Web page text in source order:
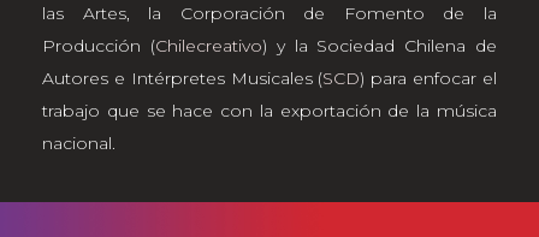
las Artes, la Corporación de Fomento de la
Producción (Chilecreativo) y la Sociedad Chilena de
Autores e Intérpretes Musicales (SCD) para enfocar el
trabajo que se hace con la exportación de la música
nacional.